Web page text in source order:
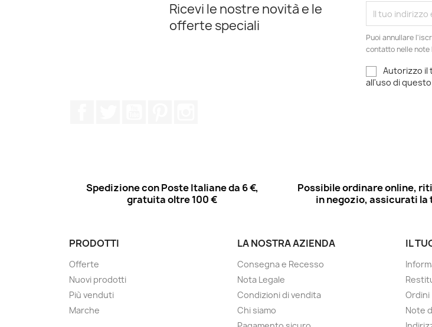
Ricevi le nostre novità e le
offerte speciali
Puoi annullare
contatto nelle note
Autorizzo il
all'uso di
Spedizione con Poste Italiane da 6 €,
gratuita oltre 100 €
Possibile ordinare online,
in negozio, assicurati la
PRODOTTI
Offerte
Nuovi prodotti
Più venduti
Marche
LA NOSTRA AZIENDA
Consegna e Recesso
Nota Legale
Condizioni di vendita
Chi siamo
IL
Ordini
Note